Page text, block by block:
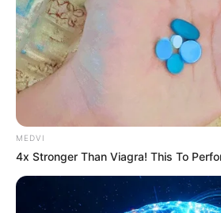
…..ภายใต้ความเยือกเย็นสุขุมที่ปก
คนที่จะได้รู้ถึงความรู้สึกภายในที่เร่
สัมผัสและเข้าใจถึงความรู้สึกที่แท้จ
ธาตุดิน เป็นคนไม่หวือหวา โดยเฉพ
เขามองว่าเป็นเรื่องที่ต้องสำรวมจะ
เวลาเท่านั้นถ้ายอมเผยความรู้สึกในเ
แสดงว่าเขามั่นใจว่าคนคนนั้นคือคนที่
ด้วยอีกนาน
MEDVI
4x Stronger Than Viagra! This To